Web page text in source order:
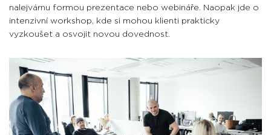
nalejvárnu formou prezentace nebo webináře. Naopak jde o
intenzivní workshop, kde si mohou klienti prakticky
vyzkoušet a osvojit novou dovednost.